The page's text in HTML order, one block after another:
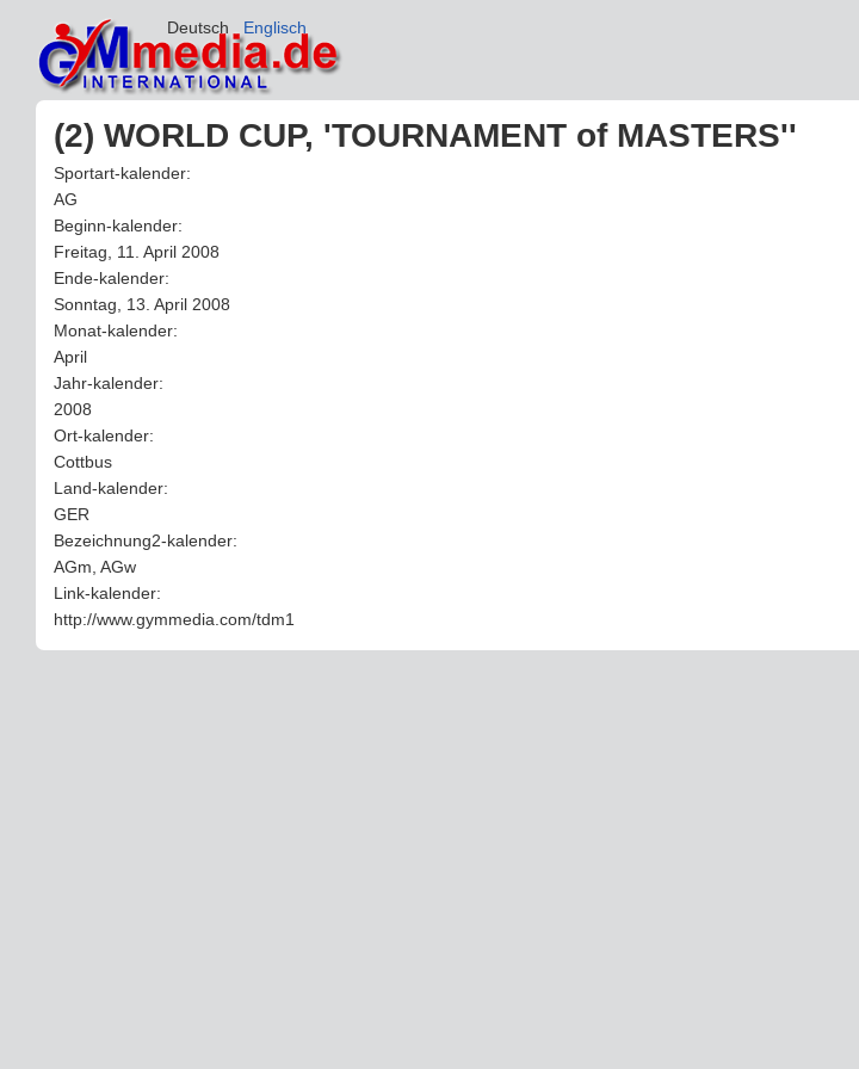
Deutsch Englisch
(2) WORLD CUP, 'TOURNAMENT of MASTERS''
Sportart-kalender:
AG
Beginn-kalender:
Freitag, 11. April 2008
Ende-kalender:
Sonntag, 13. April 2008
Monat-kalender:
April
Jahr-kalender:
2008
Ort-kalender:
Cottbus
Land-kalender:
GER
Bezeichnung2-kalender:
AGm, AGw
Link-kalender:
http://www.gymmedia.com/tdm1